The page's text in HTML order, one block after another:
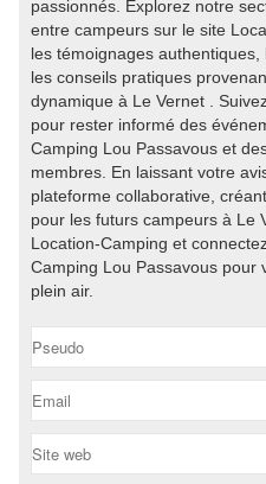
passionnés. Explorez notre
entre campeurs sur le site
les témoignages
les conseils pratiques
dynamique à Le Vernet .
pour rester informé des
Camping Lou Passavous et
membres. En laissant votre
plateforme collaborative,
pour les futurs campeurs à Le
Location-Camping et
Camping Lou Passavous pour
plein air.